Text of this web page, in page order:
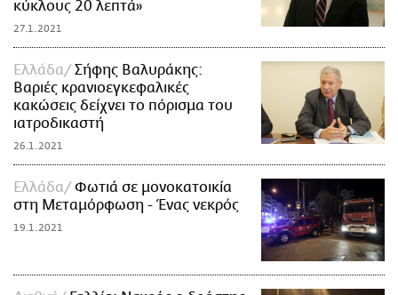
κύκλους 20 λεπτά»
27.1.2021
Ελλάδα
Σήφης Βαλυράκης:
Βαριές κρανιοεγκεφαλικές
κακώσεις δείχνει το πόρισμα του
ιατροδικαστή
26.1.2021
Ελλάδα
Φωτιά σε μονοκατοικία
στη Μεταμόρφωση - Ένας νεκρός
19.1.2021